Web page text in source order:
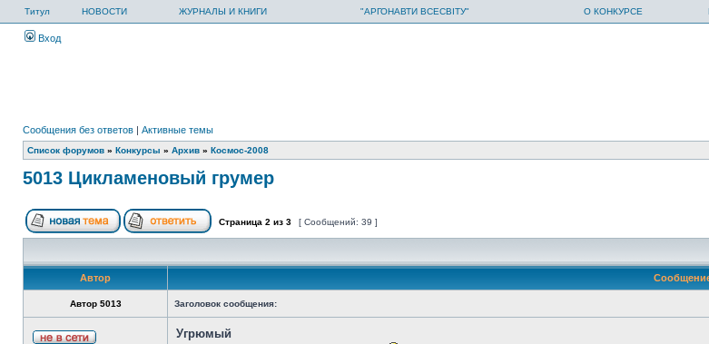
Титул НОВОСТИ ЖУРНАЛЫ И КНИГИ "АРГОНАВТИ ВСЕСВІТУ" О КОНКУРСЕ
Вход
Сообщения без ответов | Активные темы
Список форумов » Конкурсы » Архив » Космос-2008
5013 Цикламеновый грумер
Страница 2 из 3 [ Сообщений: 39 ]
Автор
Автор 5013 Заголовок сообщения:
Угрюмый